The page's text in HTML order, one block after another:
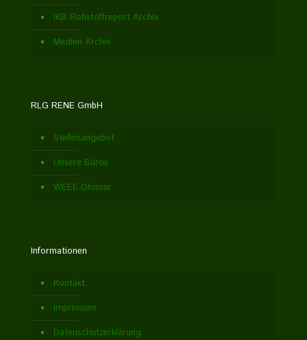
IKB Rohstoffreport Archiv
Medien Archiv
RLG RENE GmbH
Stellenangebot
Unsere Büros
WEEE-Glossar
Informationen
Kontakt
Impressum
Datenschutzerklärung